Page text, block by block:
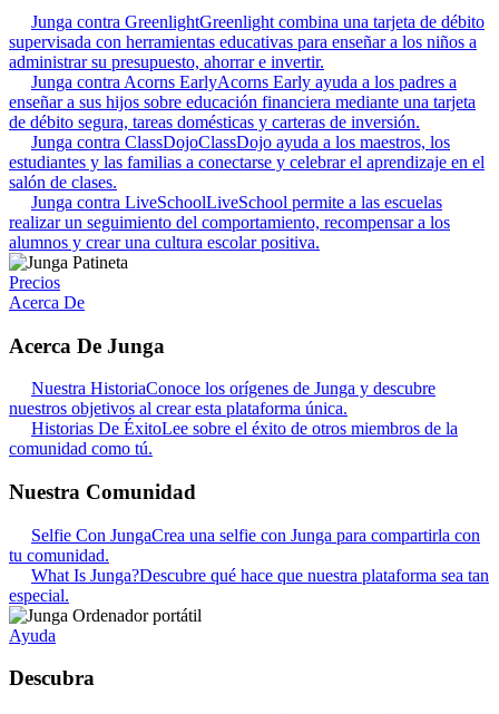
Junga contra GreenlightGreenlight combina una tarjeta de débito
supervisada con herramientas educativas para enseñar a los niños a
administrar su presupuesto, ahorrar e invertir.
Junga contra Acorns EarlyAcorns Early ayuda a los padres a
enseñar a sus hijos sobre educación financiera mediante una tarjeta
de débito segura, tareas domésticas y carteras de inversión.
Junga contra ClassDojoClassDojo ayuda a los maestros, los
estudiantes y las familias a conectarse y celebrar el aprendizaje en el
salón de clases.
Junga contra LiveSchoolLiveSchool permite a las escuelas
realizar un seguimiento del comportamiento, recompensar a los
alumnos y crear una cultura escolar positiva.
Precios
Acerca De
Acerca De Junga
Nuestra HistoriaConoce los orígenes de Junga y descubre
nuestros objetivos al crear esta plataforma única.
Historias De ÉxitoLee sobre el éxito de otros miembros de la
comunidad como tú.
Nuestra Comunidad
Selfie Con JungaCrea una selfie con Junga para compartirla con
tu comunidad.
What Is Junga?Descubre qué hace que nuestra plataforma sea tan
especial.
Ayuda
Descubra